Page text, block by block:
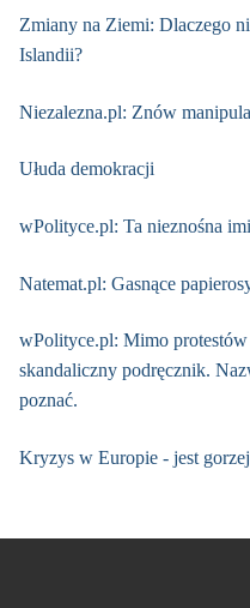
Zmiany na Ziemi: Dlaczego
Islandii?
Niezalezna.pl: Znów
Ułuda demokracji
wPolityce.pl: Ta nieznośna
Natemat.pl: Gasnące
wPolityce.pl: Mimo
skandaliczny podręcznik.
poznać.
Kryzys w Europie - jest